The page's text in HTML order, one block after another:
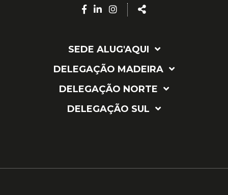
Facebook
Linkedin
Instagram
Share
SEDE ALUG'AQUI
DELEGAÇÃO MADEIRA
DELEGAÇÃO NORTE
DELEGAÇÃO SUL